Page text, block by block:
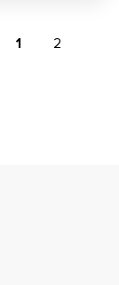
1 2